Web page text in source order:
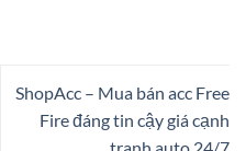
ShopAcc – Mua bán acc Free
Fire đáng tin cậy giá cạnh
tranh auto 24/7